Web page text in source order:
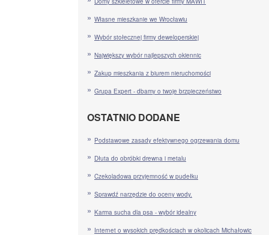
Własne mieszkanie we Wrocławiu
Wybór stołecznej firmy deweloperskiej
Największy wybór najlepszych okiennic
Zakup mieszkania z biurem nieruchomości
Grupa Expert - dbamy o twoje brzpieczeństwo
OSTATNIO DODANE
Podstawowe zasady efektywnego ogrzewania domu
Dłuta do obróbki drewna i metalu
Czekoladowa przyjemność w pudełku
Sprawdź narzędzie do oceny wody.
Karma sucha dla psa - wybór idealny
Internet o wysokich prędkościach w okolicach Michałowic